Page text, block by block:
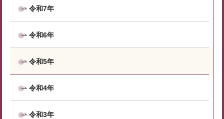
令和7年
令和6年
令和5年
令和4年
令和3年